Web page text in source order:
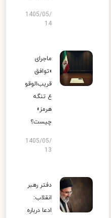
1405/05/
14
ماجرای
«توافق
قریب‌الوقو
ع تنگه
هرمز»
چیست؟
1405/05/
13
دفتر رهبر
انقلاب:
ادعا درباره